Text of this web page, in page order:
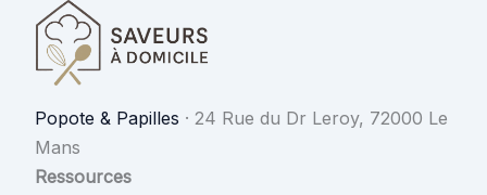
Popote & Papilles · 24 Rue du Dr Leroy, 72000 Le
Mans
Ressources